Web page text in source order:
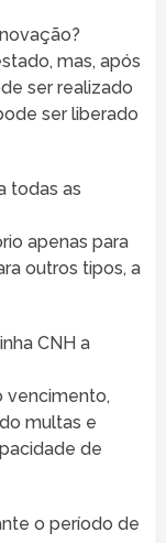
mas, após
ser realizado
ser liberado
todas as
apenas para
outros tipos, a
CNH a
vencimento,
multas e
de
o período de